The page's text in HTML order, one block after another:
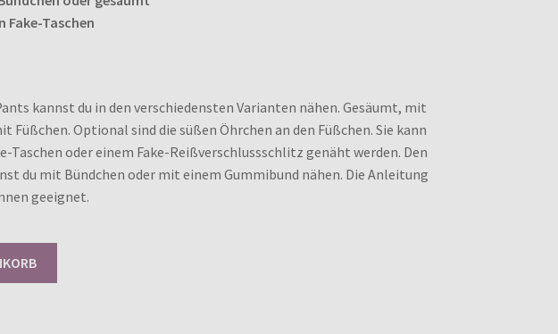
Taschen
kannst du in den verschiedensten Varianten nähen. Gesäumt, mit
Füßchen. Optional sind die süßen Öhrchen an den Füßchen. Sie kann
Taschen oder einem Fake-Reißverschlussschlitz genäht werden. Den
du mit Bündchen oder mit einem Gummibund nähen. Die Anleitung
geeignet.